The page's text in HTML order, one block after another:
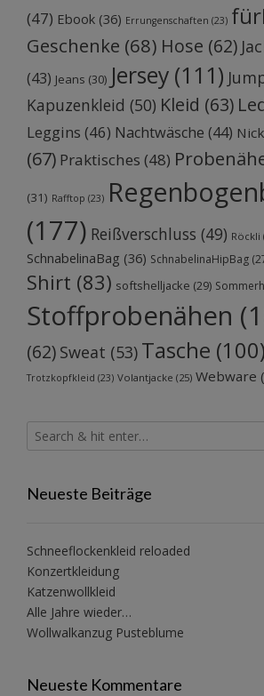
(47) Ebook (36) Errungenschaften (23)
Geschenke (68) Hose (62)
(43) Jeans (30) Jersey (111)
Kapuzenkleid (50) Kleid (63)
Leggins (46) Nachtwäsche (44)
(67) Praktisches (48)
(31) Rafftop (23)
(177) Reißverschluss (49) Röckli
SchnabelinaBag (36) SchnabelinaHipBag
Shirt (83) softshelljacke (29)
Stoffprobenähen
(62) Sweat (53) Tasche (100)
Trotzkopfkleid (23) Volantjacke (25) Webware
Neueste Beiträge
Schneeflockenkleid reloaded
Konzertkleidung
Katzenwollkleid
Alle Jahre wieder…
Wollwalkanzug Pusteblume
Neueste Kommentare